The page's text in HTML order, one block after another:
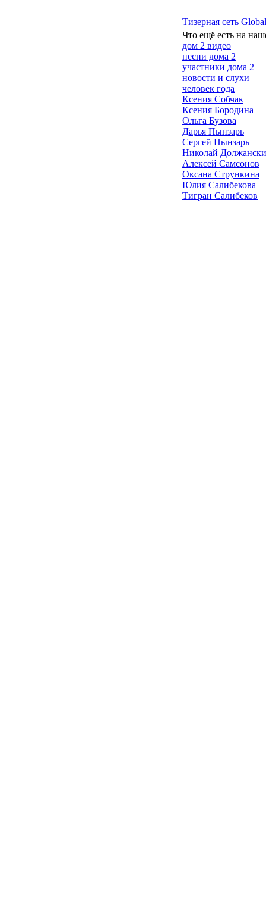
Тизерная сеть
Что ещё есть на
дом 2 видео
песни дома 2
участники дома 2
новости и слухи
человек года
Ксения Собчак
Ксения Бородина
Ольга Бузова
Дарья Пынзарь
Сергей Пынзарь
Николай
Алексей Самсонов
Оксана Стрункина
Юлия Салибекова
Тигран Салибеков